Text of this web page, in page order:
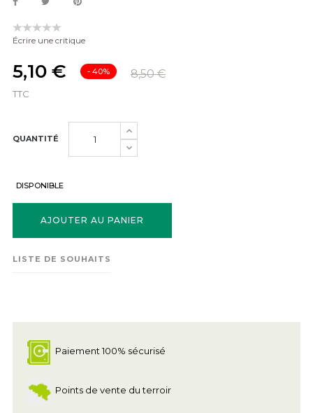
Écrire une critique
5,10 € - 40% 8,50 €
TTC
QUANTITÉ
DISPONIBLE
AJOUTER AU PANIER
LISTE DE SOUHAITS
Paiement 100% sécurisé
Points de vente du terroir